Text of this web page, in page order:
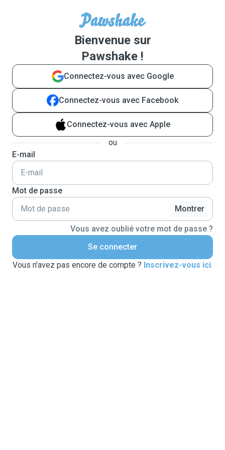
Bienvenue sur
Pawshake !
Connectez-vous avec Google
Connectez-vous avec Facebook
Connectez-vous avec Apple
ou
E-mail
Mot de passe
Montrer
Vous avez oublié votre mot de passe ?
Se connecter
Vous n’avez pas encore de compte ? Inscrivez-vous ici.